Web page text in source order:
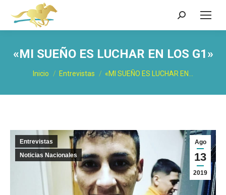
Buscar:
«MI SUEÑO ES LUCHAR EN LOS G1»
Estás aquí:
Inicio Entrevistas «MI SUEÑO ES LUCHAR EN…
Ago
13
2019
Entrevistas
Noticias Nacionales